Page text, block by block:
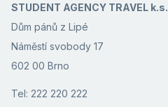
STUDENT AGENCY TRAVEL k.s.
Dům pánů z Lipé
Náměstí svobody 17
602 00 Brno
Tel: 222 220 222